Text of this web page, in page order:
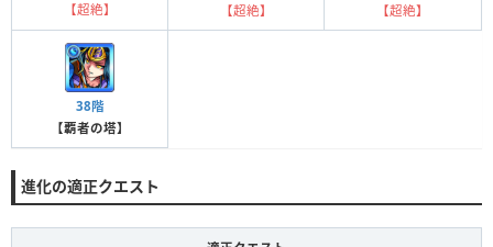
【超絶】
【超絶】
【超絶】
38階
【覇者の塔】
進化の適正クエスト